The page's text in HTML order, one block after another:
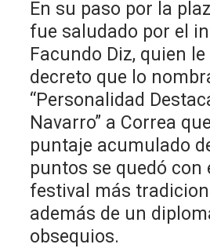
En su paso por la
fue saludado por el
Facundo Diz, quien le
decreto que lo
“Personalidad
Navarro” a Correa
puntaje acumulado
puntos se quedó con
festival más
además de un
obsequios.